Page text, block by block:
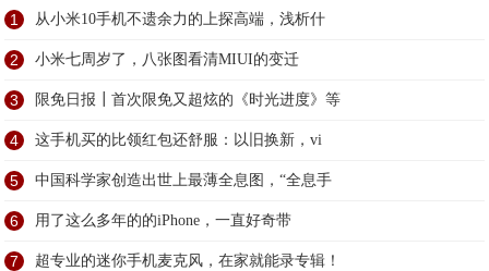
1 从小米10手机不遗余力的上探高端，浅析什
2 小米七周岁了，八张图看清MIUI的变迁
3 限免日报┃首次限免又超炫的《时光进度》等
4 这手机买的比领红包还舒服：以旧换新，vi
5 中国科学家创造出世上最薄全息图，“全息手
6 用了这么多年的的iPhone，一直好奇带
7 超专业的迷你手机麦克风，在家就能录专辑！